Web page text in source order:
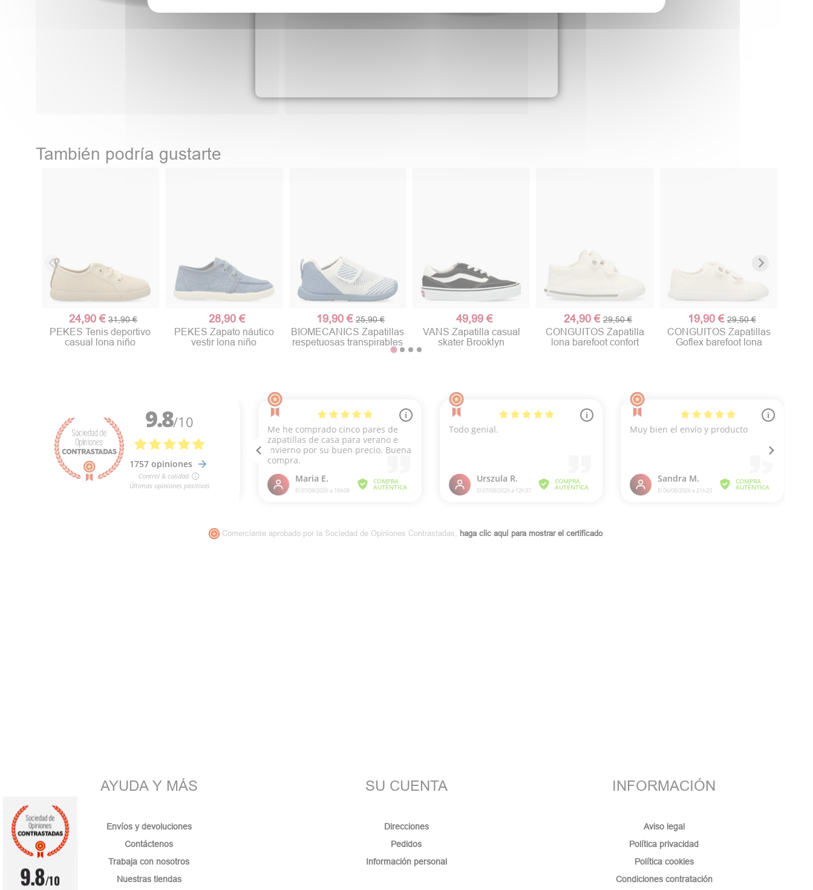
También podría gustarte
24,90 €31,90 €
PEKES Tenis deportivo
casual lona niño
28,90 €
PEKES Zapato náutico
vestir lona niño
19,90 €25,90 €
BIOMECANICS Zapatillas
respetuosas transpirables
49,99 €
VANS Zapatilla casual
skater Brooklyn
24,90 €29,50 €
CONGUITOS Zapatilla
lona barefoot confort
19,90 €29,50 €
CONGUITOS Zapatillas
Goflex barefoot lona
Comerciante aprobado por la Sociedad de Opiniones Contrastadas, haga clic aquí para mostrar el certificado.
AYUDA Y MÁS
Envíos y devoluciones
Contáctenos
Trabaja con nosotros
Nuestras tiendas
SU CUENTA
Direcciones
Pedidos
Información personal
INFORMACIÓN
Aviso legal
Política privacidad
Política cookies
Condiciones contratación
9.8/10